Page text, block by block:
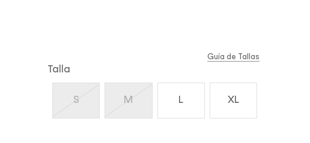
Talla
S M L XL
Guía de Tallas